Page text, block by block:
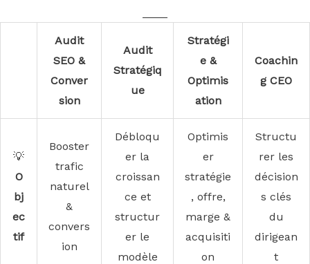
Audit
SEO &
Conver
sion
Audit
Stratégiq
ue
Stratégi
e &
Optimis
ation
Coachin
g CEO
💡
O
bj
ec
tif
Booster
trafic
naturel
&
convers
ion
Débloqu
er la
croissan
ce et
structur
er le
modèle
Optimis
er
stratégie
, offre,
marge &
acquisiti
on
Structu
rer les
décision
s clés
du
dirigean
t